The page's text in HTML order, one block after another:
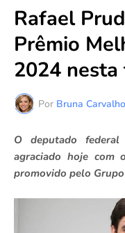
Rafael
Prêmio
2024
Por Bruna Carvalho
O deputado federal
agraciado hoje com
promovido pelo